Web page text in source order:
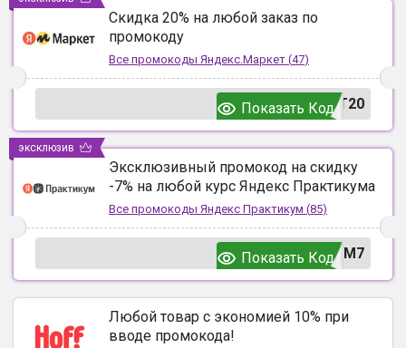
Скидка 20% на любой заказ по
промокоду
Все промокоды Яндекс.Маркет (47)
T20
Показать Код
Эксклюзивный промокод на скидку
-7% на любой курс Яндекс Практикума
Все промокоды Яндекс Практикум (85)
UM7
Показать Код
эксклюзив
Любой товар с экономией 10% при
вводе промокода!